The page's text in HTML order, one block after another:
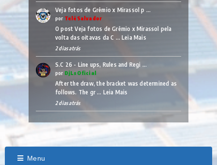
Veja fotos de Grêmio x Mirassol p …
por TelêSalvador
O post Veja fotos de Grêmio x Mirassol pela
volta das oitavas da C … Leia Mais
2 dias atrás
S.C 26 - Line ups, Rules and Regi …
por DjLsOficial
After the draw, the bracket was determined as
follows. The gr … Leia Mais
2 dias atrás
Menu